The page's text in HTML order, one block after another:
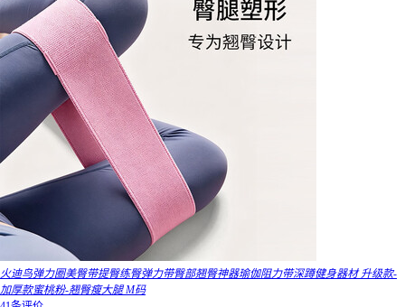
火迪鸟弹力圈美臀带提臀练臀弹力带臀部翘臀神器瑜伽阻力带深蹲健身器材 升级款-
加厚款蜜桃粉-翘臀瘦大腿 M码